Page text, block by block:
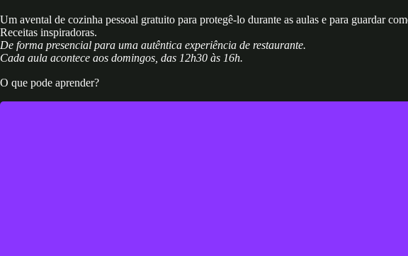
Um avental de cozinha pessoal gratuito para protegê-lo durante as aulas e para guardar
Receitas inspiradoras.
De forma presencial para uma autêntica experiência de restaurante.
Cada aula acontece aos domingos, das 12h30 às 16h.
O que pode aprender?
Um workshop onde explicaremos e prepararemos como fazer